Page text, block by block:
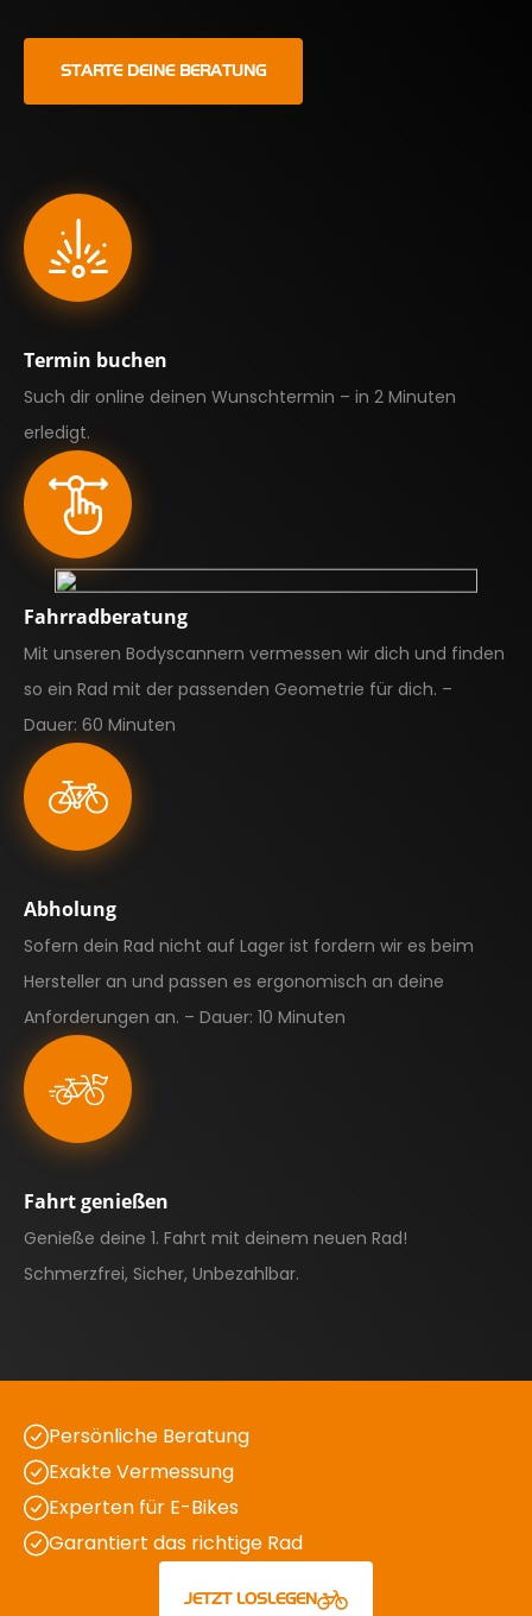
STARTE DEINE BERATUNG
Termin buchen
Such dir online deinen Wunschtermin – in 2 Minuten
erledigt.
Fahrradberatung
Mit unseren Bodyscannern vermessen wir dich und finden
so ein Rad mit der passenden Geometrie für dich. –
Dauer: 60 Minuten
Abholung
Sofern dein Rad nicht auf Lager ist fordern wir es beim
Hersteller an und passen es ergonomisch an deine
Anforderungen an. – Dauer: 10 Minuten
Fahrt genießen
Genieße deine 1. Fahrt mit deinem neuen Rad!
Schmerzfrei, Sicher, Unbezahlbar.
Persönliche Beratung
Exakte Vermessung
Experten für E-Bikes
Garantiert das richtige Rad
JETZT LOSLEGEN